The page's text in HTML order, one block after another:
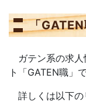
「
ガテン系の求人
ト「GATEN職」
詳しくは以下の